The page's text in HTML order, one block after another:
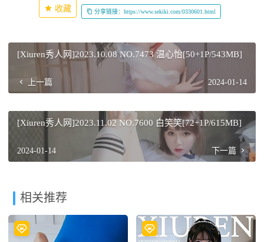
收藏 分享链接：https://www.sekiki.com/0330601.html
[Xiuren秀人网]2023.10.08 NO.7473 温心怡[50+1P/543MB]
上一篇 2024-01-14
[Xiuren秀人网]2023.11.02 NO.7600 白笑笑[72+1P/615MB]
2024-01-14 下一篇
相关推荐